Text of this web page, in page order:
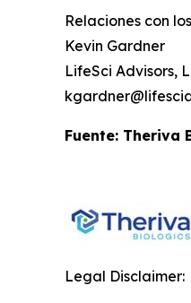
Relaciones con
Kevin Gardner
LifeSci Advisors,
Fuente: Theriva
Legal Disclaimer: